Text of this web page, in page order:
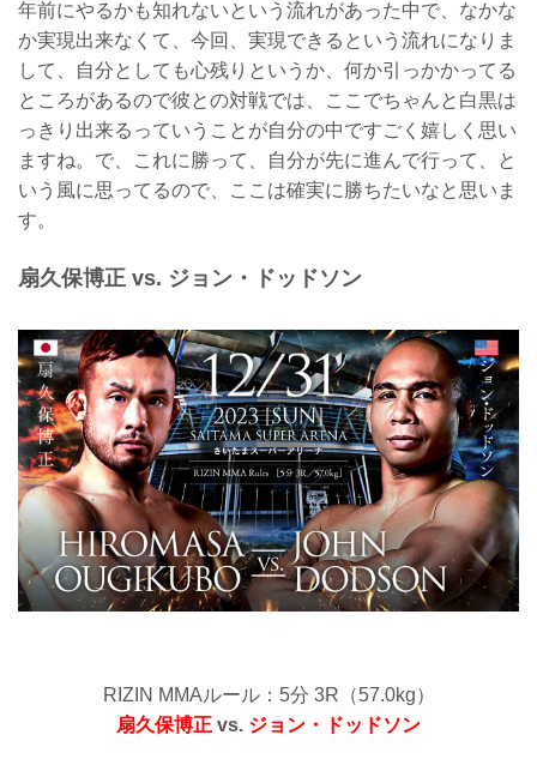
年前にやるかも知れないという流れがあった中で、なかな
か実現出来なくて、今回、実現できるという流れになりま
して、自分としても心残りというか、何か引っかかってる
ところがあるので彼との対戦では、ここでちゃんと白黒は
っきり出来るっていうことが自分の中ですごく嬉しく思い
ますね。で、これに勝って、自分が先に進んで行って、と
いう風に思ってるので、ここは確実に勝ちたいなと思いま
す。
扇久保博正 vs. ジョン・ドッドソン
RIZIN MMAルール：5分 3R（57.0kg）
扇久保博正 vs. ジョン・ドッドソン